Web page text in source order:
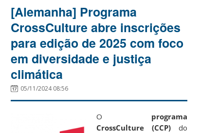
[Alemanha] Programa
CrossCulture abre inscrições
para edição de 2025 com foco
em diversidade e justiça
climática
05/11/2024 08:56
O programa
CrossCulture (CCP) do